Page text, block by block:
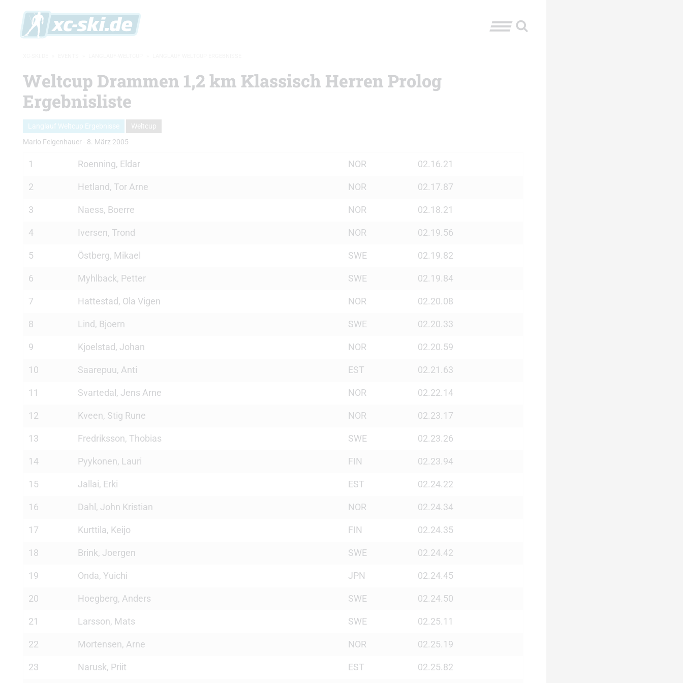
Weltcup Drammen 1,2 km Klassisch Herren Prolog
Ergebnisliste
Langlauf Weltcup Ergebnisse
Weltcup
Mario Felgenhauer - 8. März 2005
1 Roenning, Eldar NOR 02.16.21
2 Hetland, Tor Arne NOR 02.17.87
3 Naess, Boerre NOR 02.18.21
4 Iversen, Trond NOR 02.19.56
5 Östberg, Mikael SWE 02.19.82
6 Myhlback, Petter SWE 02.19.84
7 Hattestad, Ola Vigen NOR 02.20.08
8 Lind, Bjoern SWE 02.20.33
9 Kjoelstad, Johan NOR 02.20.59
10 Saarepuu, Anti EST 02.21.63
11 Svartedal, Jens Arne NOR 02.22.14
12 Kveen, Stig Rune NOR 02.23.17
13 Fredriksson, Thobias SWE 02.23.26
14 Pyykonen, Lauri FIN 02.23.94
15 Jallai, Erki EST 02.24.22
16 Dahl, John Kristian NOR 02.24.34
17 Kurttila, Keijo FIN 02.24.35
18 Brink, Joergen SWE 02.24.42
19 Onda, Yuichi JPN 02.24.45
20 Hoegberg, Anders SWE 02.24.50
21 Larsson, Mats SWE 02.25.11
22 Mortensen, Arne NOR 02.25.19
23 Narusk, Priit EST 02.25.82